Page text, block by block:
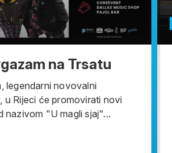
na Trsatu
legendarni novovalni
u Rijeci će promovirati novi
nazivom "U magli sjaj"...